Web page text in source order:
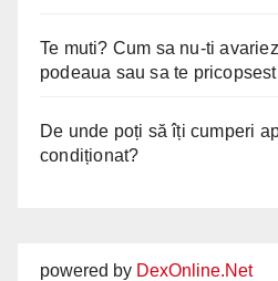
Te muti? Cum sa nu-ti
podeaua sau sa te
De unde poți să îți cumperi
condiționat?
powered by DexOnline.Net